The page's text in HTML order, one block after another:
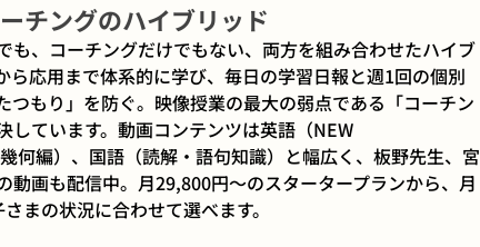
チングのハイブリッド
も、コーチングだけでもない、両方を組み合わせたハイブ
ら応用まで体系的に学び、毎日の学習日報と週1回の個別
つもり」を防ぐ。映像授業の最大の弱点である「コーチン
ています。動画コンテンツは英語（NEW
何編）、国語（読解・語句知識）と幅広く、板野先生、宮
画も配信中。月29,800円〜のスタータープランから、月
まの状況に合わせて選べます。